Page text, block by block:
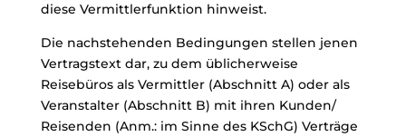
diese Vermittlerfunktion hinweist.
Die nachstehenden Bedingungen stellen jenen
Vertragstext dar, zu dem üblicherweise
Reisebüros als Vermittler (Abschnitt A) oder als
Veranstalter (Abschnitt B) mit ihren Kunden/
Reisenden (Anm.: im Sinne des KSchG) Verträge